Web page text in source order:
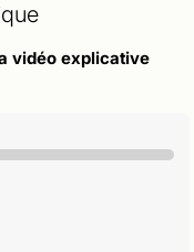
vidéo explicative